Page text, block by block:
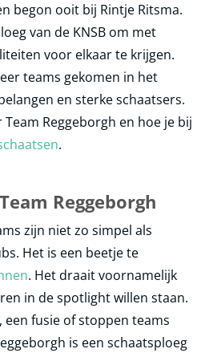
begon ooit bij Rintje Ritsma.
van de KNSB om met
voor elkaar te krijgen.
teams gekomen in het
en sterke schaatsers.
Reggeborgh en hoe je bij
.
Reggeborgh
zijn niet zo simpel als
Het is een beetje te
. Het draait voornamelijk
in de spotlight willen staan.
fusie of stoppen teams
is een schaatsploeg